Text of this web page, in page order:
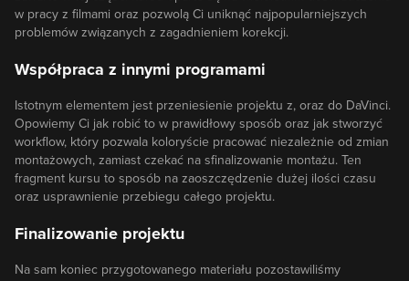
w pracy z filmami oraz pozwolą Ci uniknąć najpopularniejszych
problemów związanych z zagadnieniem korekcji.
Współpraca z innymi programami
Istotnym elementem jest przeniesienie projektu z, oraz do DaVinci.
Opowiemy Ci jak robić to w prawidłowy sposób oraz jak stworzyć
workflow, który pozwala koloryście pracować niezależnie od zmian
montażowych, zamiast czekać na sfinalizowanie montażu. Ten
fragment kursu to sposób na zaoszczędzenie dużej ilości czasu
oraz usprawnienie przebiegu całego projektu.
Finalizowanie projektu
Na sam koniec przygotowanego materiału pozostawiliśmy